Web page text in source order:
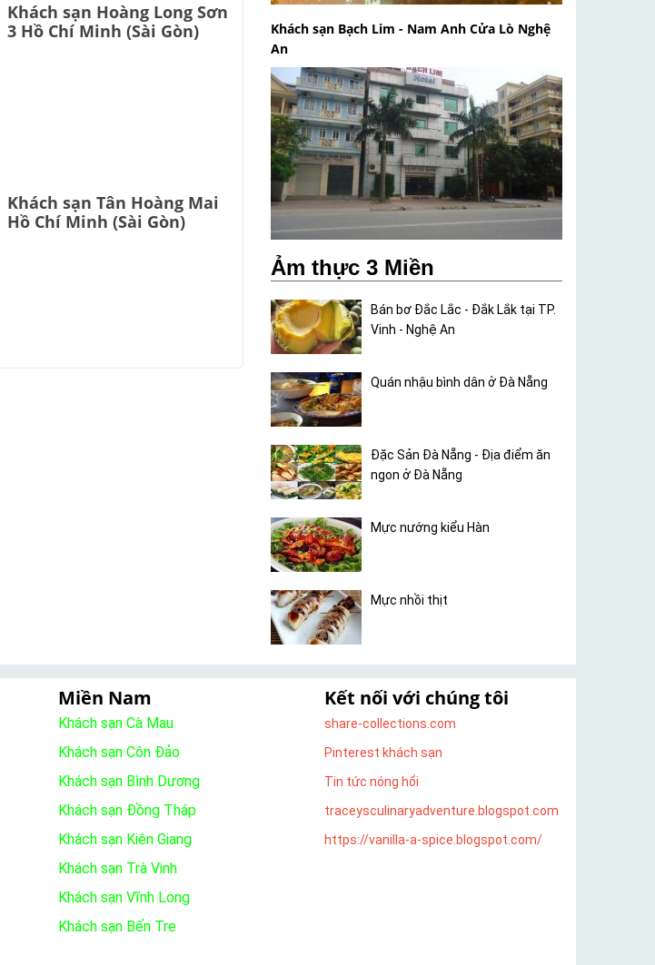
Khách sạn Hoàng Long Sơn
3 Hồ Chí Minh (Sài Gòn)
Khách sạn Tân Hoàng Mai
Hồ Chí Minh (Sài Gòn)
Khách sạn Bạch Lim - Nam Anh Cửa Lò Nghệ
An
Ảm thực 3 Miền
Bán bơ Đắc Lắc - Đắk Lắk tại TP.
Vinh - Nghệ An
Quán nhậu bình dân ở Đà Nẵng
Đặc Sản Đà Nẵng - Địa điểm ăn
ngon ở Đà Nẵng
Mực nướng kiểu Hàn
Mực nhồi thịt
Miền Nam
Khách sạn Cà Mau
Khách sạn Côn Đảo
Khách sạn Bình Dương
Khách sạn Đồng Tháp
Khách sạn Kiên Giang
Khách sạn Trà Vinh
Khách sạn Vĩnh Long
Khách sạn Bến Tre
Kết nối với chúng tôi
share-collections.com
Pinterest khách sạn
Tin tức nóng hổi
traceysculinaryadventure.blogspot.com
https://vanilla-a-spice.blogspot.com/